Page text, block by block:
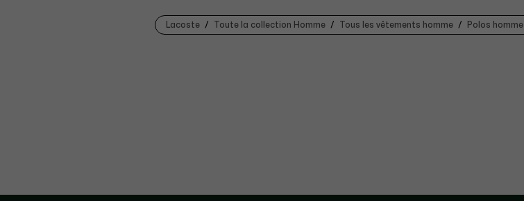
Lacoste Toute la collection Homme Tous les vêtements homme Polos homme